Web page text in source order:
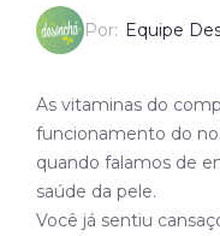
Por: Equipe
As vitaminas do
funcionamento do
quando falamos de
saúde da pele.
Você já sentiu